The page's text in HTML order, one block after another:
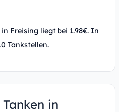
Freising liegt bei 1.98€. In
Tankstellen.
in